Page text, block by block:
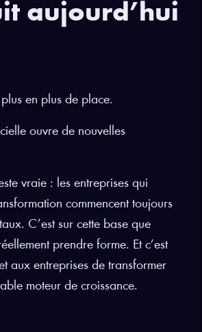
aujourd’hui
en plus de place.
ouvre de nouvelles
vraie : les entreprises qui
commencent toujours
C’est sur cette base que
prendre forme. Et c’est
aux entreprises de transformer
moteur de croissance.